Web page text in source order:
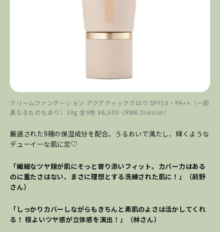
クリームファンデーション アクアティックグロウ SPF18・PA++（一部
異なるものもあり）30g 全9色 ¥6,600（RMK Division）
厳選された9種の保湿成分を配合。うるおいで満たし、輝くような
デューイーな肌に恋♡
「繊細なツヤ膜が肌にそっと寄り添いフィット。カバー力はある
のに重たさはない、まさに理想とする洗練された肌に！」（前野
さん）
「しっかりカバーしながらもきちんと素肌のよさは活かしてくれ
る！ 程よいツヤ感が立体感を演出！」（林さん）